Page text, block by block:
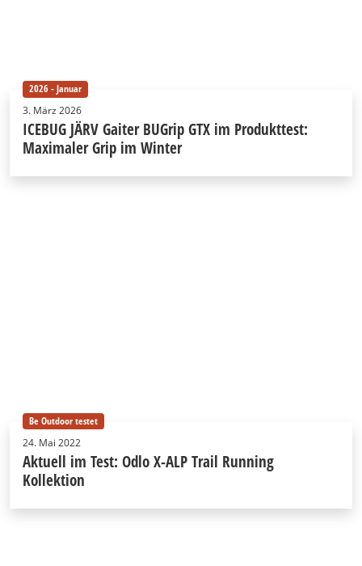
2026 - Januar
3. März 2026
ICEBUG JÄRV Gaiter BUGrip GTX im Produkttest:
Maximaler Grip im Winter
Be Outdoor testet
24. Mai 2022
Aktuell im Test: Odlo X-ALP Trail Running
Kollektion